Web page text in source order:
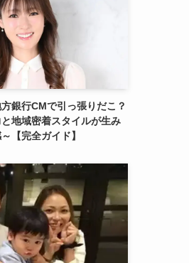
銀行CMで引っ張りだこ？
地域密着スタイルが生み
【完全ガイド】